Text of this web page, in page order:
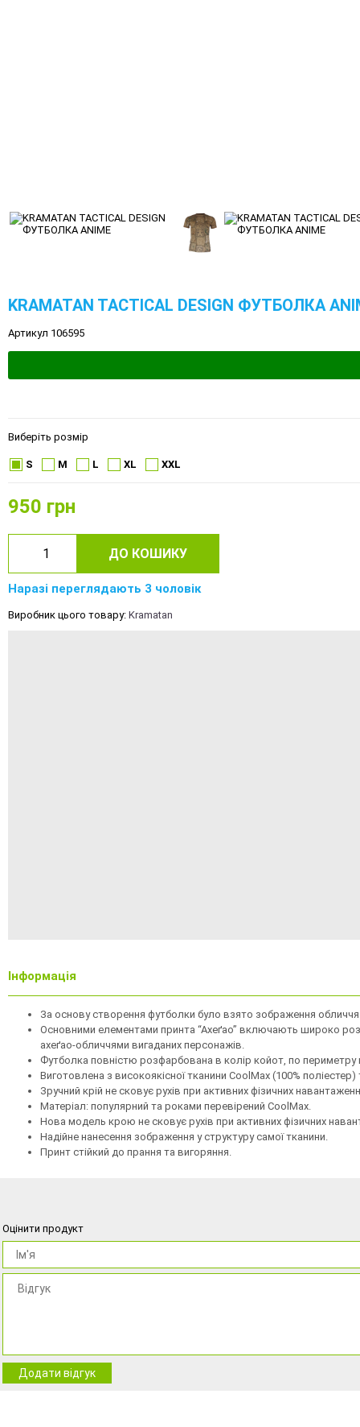
KRAMATAN TACTICAL DESIGN ФУТБОЛКА
Артикул 106595
Виберіть розмір
S M L XL XXL
950 грн
ДО КОШИКУ
Наразі переглядають 3 чоловік
Виробник цього товару: Kramatan
Інформація
За основу створення футболки було взято зображення
Основними елементами принта “Ахеґао” включають широко
ахеґао-обличчями вигаданих персонажів.
Футболка повністю розфарбована в колір койот, по периметру
Виготовлена з високоякісної тканини CoolMax (100%
Зручний крій не сковує рухів при активних фізичних
Матеріал: популярний та роками перевірений CoolMax.
Нова модель крою не сковує рухів при активних фізичних
Надійне нанесення зображення у структуру самої тканини.
Принт стійкий до прання та вигоряння.
Оцінити продукт
Додати відгук